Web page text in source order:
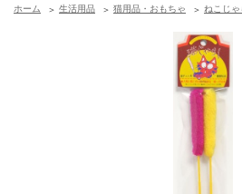
ホーム 生活用品 猫用品・おもちゃ ねこじゃ